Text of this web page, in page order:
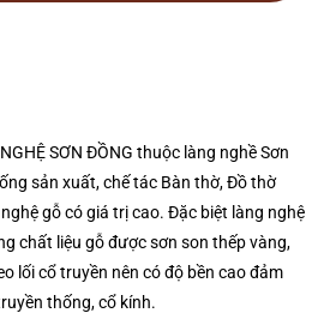
SƠN ĐỒNG thuộc làng nghề Sơn
sản xuất, chế tác Bàn thờ, Đồ thờ
gỗ có giá trị cao. Đặc biệt làng nghệ
chất liệu gỗ được sơn son thếp vàng,
lối cổ truyền nên có độ bền cao đảm
thống, cổ kính.